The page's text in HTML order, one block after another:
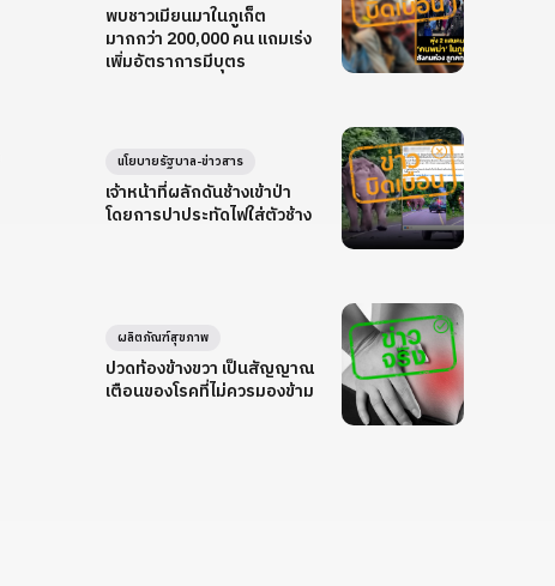
พบชาวเมียนมาในภูเก็ต
มากกว่า 200,000 คน แถมเร่ง
เพิ่มอัตราการมีบุตร
เจ้าหน้าที่ผลักดันช้างเข้าป่า
โดยการปาประทัดไฟใส่ตัวช้าง
นโยบายรัฐบาล-ข่าวสาร
ปวดท้องข้างขวา เป็นสัญญาณ
เตือนของโรคที่ไม่ควรมองข้าม
ผลิตภัณฑ์สุขภาพ